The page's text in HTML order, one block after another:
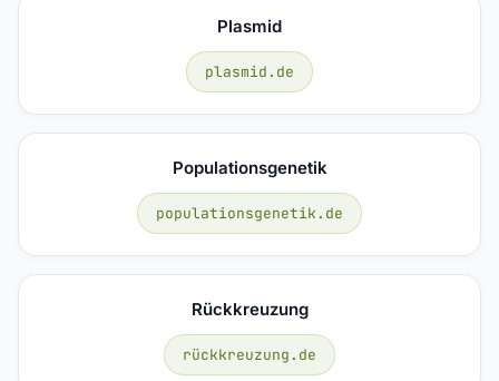
Plasmid
plasmid.de
Populationsgenetik
populationsgenetik.de
Rückkreuzung
rückkreuzung.de